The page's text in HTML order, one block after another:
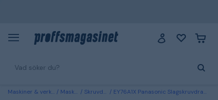
Maskiner & verktyg Maskiner Skruvdragare EY76A1X Panasonic Slagskruvdragare utan batteri och laddare